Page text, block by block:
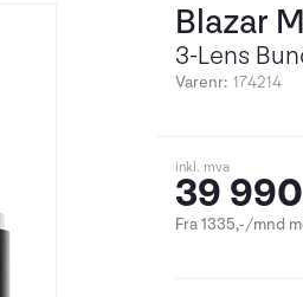
Blazar
3-Lens
Varenr: 174214
inkl. mva
39
Fra 1335,-/mnd